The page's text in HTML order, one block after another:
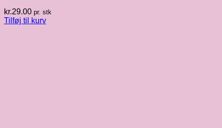
kr.29.00 pr. stk
Tilføj til kurv